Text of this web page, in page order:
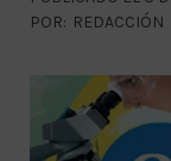
POR: REDACCIÓN